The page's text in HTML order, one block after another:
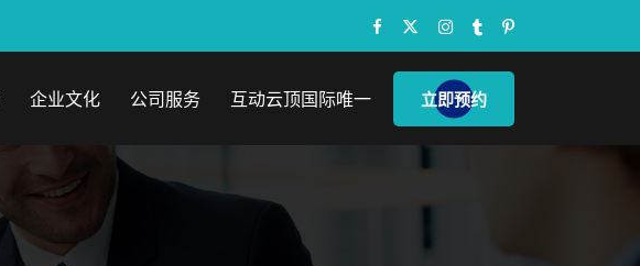
企业文化 公司服务 互动云顶国际唯一 立即预约